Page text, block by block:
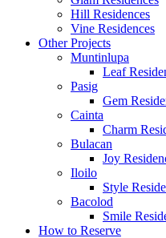
Hill Residences
Vine Residences
Other Projects
Muntinlupa
Leaf
Pasig
Gem
Cainta
Charm
Bulacan
Joy
Iloilo
Style
Bacolod
Smile
How to Reserve